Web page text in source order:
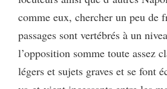
comme eux, chercher un peu de
passages sont vertébrés à un
l’opposition somme toute assez
légers et sujets graves et se font